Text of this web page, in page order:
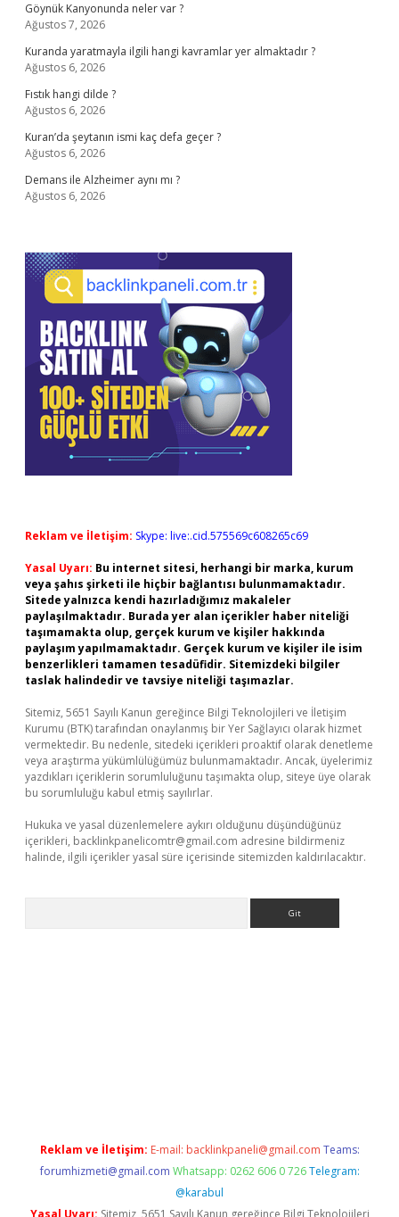
Göynük Kanyonunda neler var ?
Ağustos 7, 2026
Kuranda yaratmayla ilgili hangi kavramlar yer almaktadır ?
Ağustos 6, 2026
Fıstık hangi dilde ?
Ağustos 6, 2026
Kuran’da şeytanın ismi kaç defa geçer ?
Ağustos 6, 2026
Demans ile Alzheimer aynı mı ?
Ağustos 6, 2026
Reklam ve İletişim: Skype: live:.cid.575569c608265c69
Yasal Uyarı: Bu internet sitesi, herhangi bir marka, kurum
veya şahıs şirketi ile hiçbir bağlantısı bulunmamaktadır.
Sitede yalnızca kendi hazırladığımız makaleler
paylaşılmaktadır. Burada yer alan içerikler haber niteliği
taşımamakta olup, gerçek kurum ve kişiler hakkında
paylaşım yapılmamaktadır. Gerçek kurum ve kişiler ile isim
benzerlikleri tamamen tesadüfidir. Sitemizdeki bilgiler
taslak halindedir ve tavsiye niteliği taşımazlar.
Sitemiz, 5651 Sayılı Kanun gereğince Bilgi Teknolojileri ve İletişim
Kurumu (BTK) tarafından onaylanmış bir Yer Sağlayıcı olarak hizmet
vermektedir. Bu nedenle, sitedeki içerikleri proaktif olarak denetleme
veya araştırma yükümlülüğümüz bulunmamaktadır. Ancak, üyelerimiz
yazdıkları içeriklerin sorumluluğunu taşımakta olup, siteye üye olarak
bu sorumluluğu kabul etmiş sayılırlar.
Hukuka ve yasal düzenlemelere aykırı olduğunu düşündüğünüz
içerikleri, backlinkpanelicomtr@gmail.com adresine bildirmeniz
halinde, ilgili içerikler yasal süre içerisinde sitemizden kaldırılacaktır.
Reklam ve İletişim: E-mail: backlinkpaneli@gmail.com Teams:
forumhizmeti@gmail.com Whatsapp: 0262 606 0 726 Telegram:
@karabul
Yasal Uyarı: Sitemiz, 5651 Sayılı Kanun gereğince Bilgi Teknolojileri